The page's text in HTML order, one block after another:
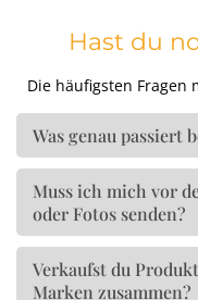
Hast du
Die häufigsten
Was genau passiert
In der SkinTalk
unter die Lupe – und
Oberfläche sichtbar ist.
dein Hautgefühl,
mit ein. Dabei
Kosmetikerin mit
Health Coach.
Muss ich mich vor
oder Fotos senden?
Ja, bitte. Damit ich
idealerweisenichtfrisch
Für die Vorbereitung
Verkaufst du
Marken zusammen?